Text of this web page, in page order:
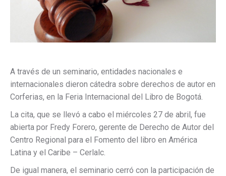
A través de un seminario, entidades nacionales e
internacionales dieron cátedra sobre derechos de autor en
Corferias, en la Feria Internacional del Libro de Bogotá.
La cita, que se llevó a cabo el miércoles 27 de abril, fue
abierta por Fredy Forero, gerente de Derecho de Autor del
Centro Regional para el Fomento del libro en América
Latina y el Caribe – Cerlalc.
De igual manera, el seminario cerró con la participación de